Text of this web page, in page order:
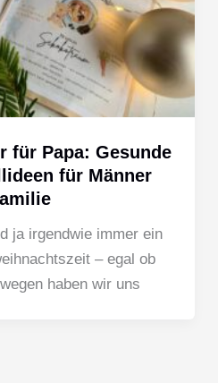
für Papa: Gesunde
für Männer
ja irgendwie immer ein
– egal ob
haben wir uns